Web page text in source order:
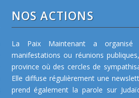
NOS ACTIONS
La Paix Maintenant a organisé
manifestations ou réunions
province où des cercles de
Elle diffuse régulièrement une
prend également la parole sur